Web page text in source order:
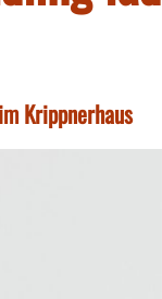
Krippnerhaus